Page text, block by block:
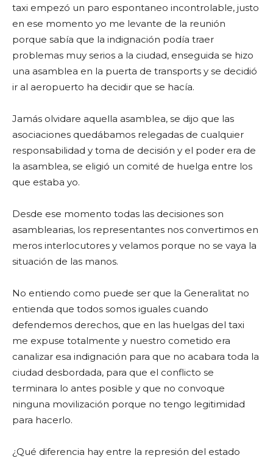
taxi empezó un paro espontaneo incontrolable, justo
en ese momento yo me levante de la reunión
porque sabía que la indignación podía traer
problemas muy serios a la ciudad, enseguida se hizo
una asamblea en la puerta de transports y se decidió
ir al aeropuerto ha decidir que se hacía.
Jamás olvidare aquella asamblea, se dijo que las
asociaciones quedábamos relegadas de cualquier
responsabilidad y toma de decisión y el poder era de
la asamblea, se eligió un comité de huelga entre los
que estaba yo.
Desde ese momento todas las decisiones son
asamblearias, los representantes nos convertimos en
meros interlocutores y velamos porque no se vaya la
situación de las manos.
No entiendo como puede ser que la Generalitat no
entienda que todos somos iguales cuando
defendemos derechos, que en las huelgas del taxi
me expuse totalmente y nuestro cometido era
canalizar esa indignación para que no acabara toda la
ciudad desbordada, para que el conflicto se
terminara lo antes posible y que no convoque
ninguna movilización porque no tengo legitimidad
para hacerlo.
¿Qué diferencia hay entre la represión del estado